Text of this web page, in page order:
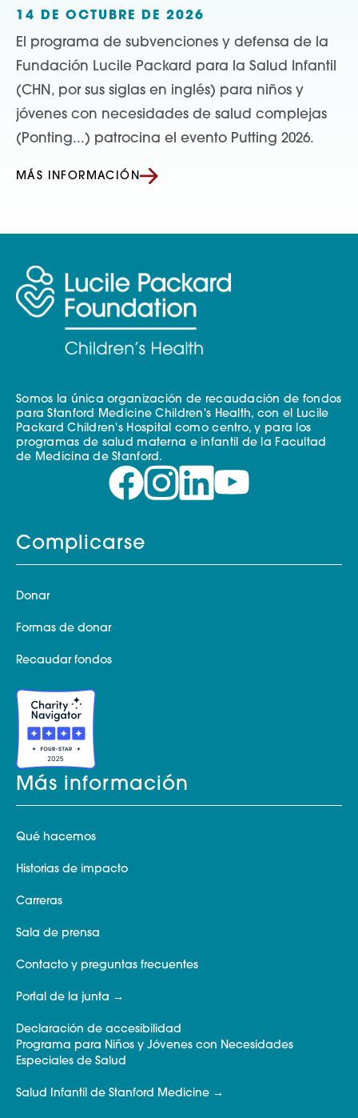
14 DE OCTUBRE DE 2026
El programa de subvenciones y defensa de la
Fundación Lucile Packard para la Salud Infantil
(CHN, por sus siglas en inglés) para niños y
jóvenes con necesidades de salud complejas
(Ponting...) patrocina el evento Putting 2026.
MÁS INFORMACIÓN
Somos la única organización de recaudación de fondos
para Stanford Medicine Children's Health, con el Lucile
Packard Children's Hospital como centro, y para los
programas de salud materna e infantil de la Facultad
de Medicina de Stanford.
Complicarse
Donar
Formas de donar
Recaudar fondos
Más información
Qué hacemos
Historias de impacto
Carreras
Sala de prensa
Contacto y preguntas frecuentes
Portal de la junta
Declaración de accesibilidad
Programa para Niños y Jóvenes con Necesidades
Especiales de Salud
Salud Infantil de Stanford Medicine